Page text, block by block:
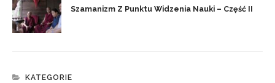
Szamanizm Z Punktu Widzenia Nauki – Część II
KATEGORIE